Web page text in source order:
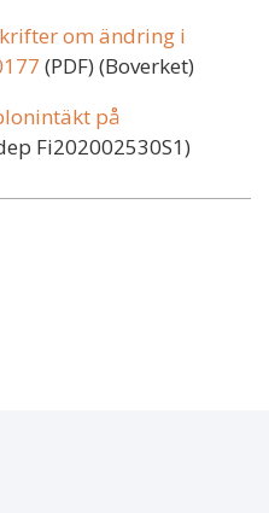
om ändring i
(PDF) (Boverket)
på
Fi202002530S1)